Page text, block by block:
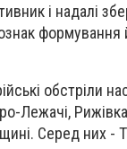
і надалі
формування
обстріли
Лежачі,
Серед них